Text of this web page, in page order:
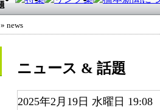
» news
ニュース & 話題
2025年2月19日 水曜日 19:08